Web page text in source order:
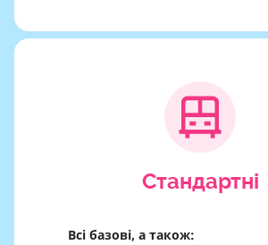
Cтандартні
Всі базові, а також: